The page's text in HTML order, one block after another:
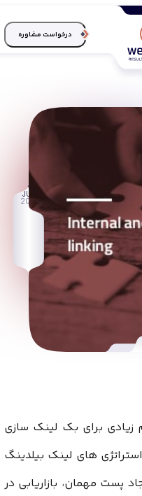
درخواست مشاوره
13
JUL
2016
برای بک لینک سازی
های لینک بیلدینگ
پست مهمان، بازاریابی در